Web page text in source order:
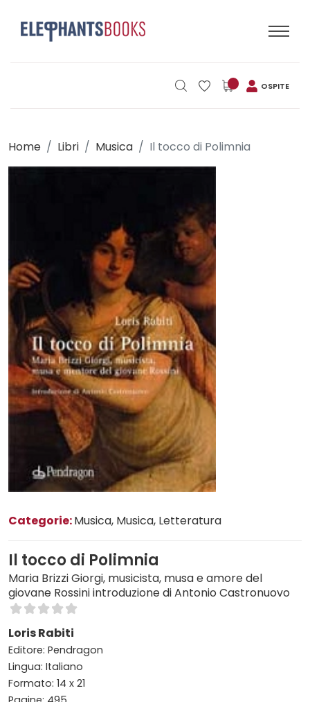
OSPITE
Home Libri Musica Il tocco di Polimnia
Categorie:Musica, Musica, Letteratura
Il tocco di Polimnia
Maria Brizzi Giorgi, musicista, musa e amore del
giovane Rossini introduzione di Antonio Castronuovo
Loris Rabiti
Editore: Pendragon
Lingua: Italiano
Formato: 14 x 21